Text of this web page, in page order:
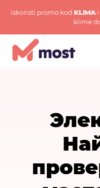
Iskoristi promo kod KLIMA
klime